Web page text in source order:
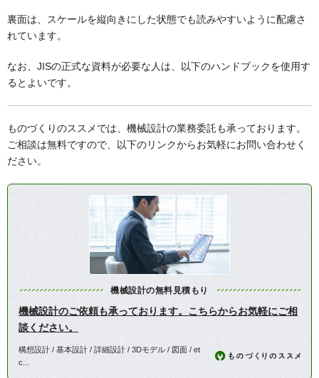
裏面は、スケールを縦向きにした状態でも読みやすいように配慮さ
れています。
なお、JISの正式な資料が必要な人は、以下のハンドブックを使用す
るとよいです。
ものづくりのススメでは、機械設計の業務委託も承っております。
ご相談は無料ですので、以下のリンクからお気軽にお問い合わせく
ださい。
機械設計の無料見積もり
機械設計のご依頼も承っております。こちらからお気軽にご相
談ください。
構想設計 / 基本設計 / 詳細設計 / 3Dモデル / 図面 / et
c...